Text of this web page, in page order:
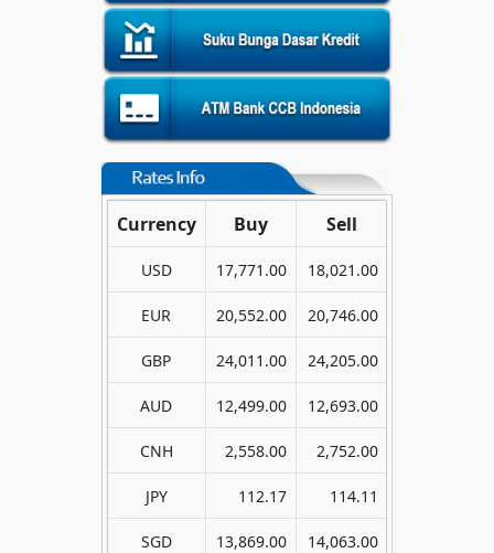
Currency Buy Sell
USD 17,771.00 18,021.00
EUR 20,552.00 20,746.00
GBP 24,011.00 24,205.00
AUD 12,499.00 12,693.00
CNH 2,558.00 2,752.00
JPY 112.17 114.11
SGD 13,869.00 14,063.00